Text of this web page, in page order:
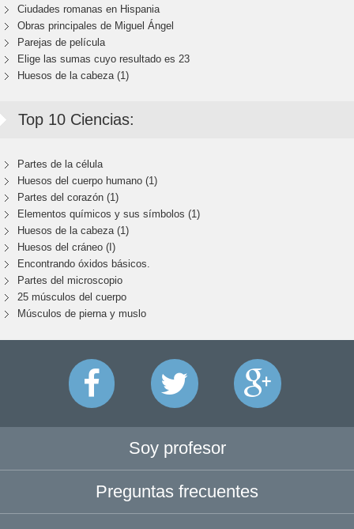
Ciudades romanas en Hispania
Obras principales de Miguel Ángel
Parejas de película
Elige las sumas cuyo resultado es 23
Huesos de la cabeza (1)
Top 10 Ciencias:
Partes de la célula
Huesos del cuerpo humano (1)
Partes del corazón (1)
Elementos químicos y sus símbolos (1)
Huesos de la cabeza (1)
Huesos del cráneo (I)
Encontrando óxidos básicos.
Partes del microscopio
25 músculos del cuerpo
Músculos de pierna y muslo
Soy profesor
Preguntas frecuentes